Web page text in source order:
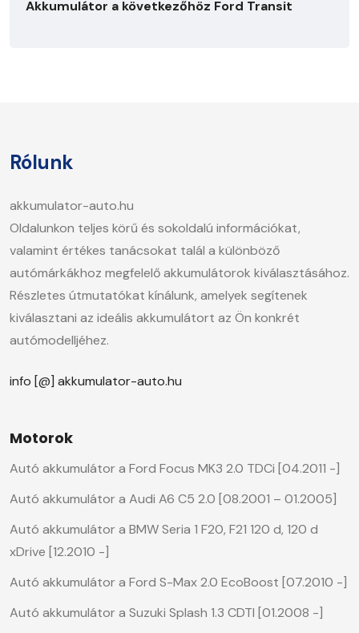
Akkumulátor a következőhöz Ford Transit
Rólunk
akkumulator-auto.hu
Oldalunkon teljes körű és sokoldalú információkat,
valamint értékes tanácsokat talál a különböző
autómárkákhoz megfelelő akkumulátorok kiválasztásához.
Részletes útmutatókat kínálunk, amelyek segítenek
kiválasztani az ideális akkumulátort az Ön konkrét
autómodelljéhez.
info [@] akkumulator-auto.hu
Motorok
Autó akkumulátor a Ford Focus MK3 2.0 TDCi [04.2011 -]
Autó akkumulátor a Audi A6 C5 2.0 [08.2001 – 01.2005]
Autó akkumulátor a BMW Seria 1 F20, F21 120 d, 120 d
xDrive [12.2010 -]
Autó akkumulátor a Ford S-Max 2.0 EcoBoost [07.2010 -]
Autó akkumulátor a Suzuki Splash 1.3 CDTI [01.2008 -]